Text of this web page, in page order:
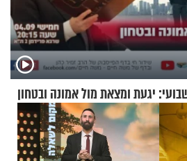
יגעת ומצאת מול אמונה ובטחון